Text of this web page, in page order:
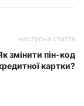
наступна стаття
змінити пін-код
картки?